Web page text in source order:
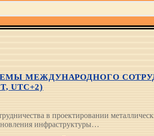
МЕЖДУНАРОДНОГО
UTC+2)
в проектировании
инфраструктуры…